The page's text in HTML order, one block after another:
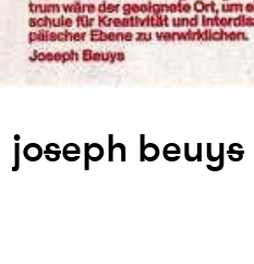
joseph beuys